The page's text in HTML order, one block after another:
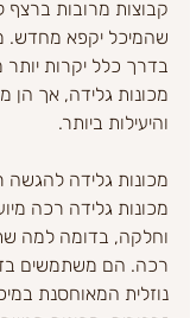
קבוצות מרובות ברצף
שהמיכל יקפא מחדש.
בדרך כלל יקרות
מכונות גלידה, אך הן
והיעילות ביותר.
מכונות גלידה להגשה
מכונות גלידה רכה
וחלקה, בדומה למה
רכה. הם משתמשים
נוזלית המאוחסנת